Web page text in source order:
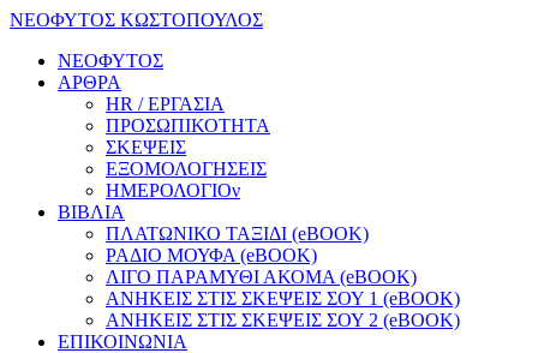
ΝΕΟΦΥΤΟΣ ΚΩΣΤΟΠΟΥΛΟΣ
ΝΕΟΦΥΤΟΣ
ΑΡΘΡΑ
HR / ΕΡΓΑΣΙΑ
ΠΡΟΣΩΠΙΚΟΤΗΤΑ
ΣΚΕΨΕΙΣ
ΕΞΟΜΟΛΟΓΗΣΕΙΣ
ΗΜΕΡΟΛΟΓΙΟν
ΒΙΒΛΙΑ
ΠΛΑΤΩΝΙΚΟ ΤΑΞΙΔΙ (eBOOK)
ΡΑΔΙΟ ΜΟΥΦΑ (eBOOK)
ΛΙΓΟ ΠΑΡΑΜΥΘΙ ΑΚΟΜΑ (eBOOK)
ΑΝΗΚΕΙΣ ΣΤΙΣ ΣΚΕΨΕΙΣ ΣΟΥ 1 (eBOOK)
ΑΝΗΚΕΙΣ ΣΤΙΣ ΣΚΕΨΕΙΣ ΣΟΥ 2 (eBOOK)
ΕΠΙΚΟΙΝΩΝΙΑ